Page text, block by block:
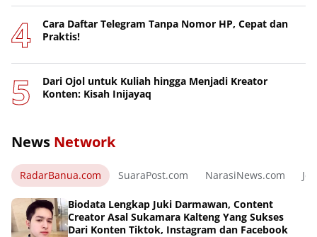
Cara Daftar Telegram Tanpa Nomor HP, Cepat dan
Praktis!
Dari Ojol untuk Kuliah hingga Menjadi Kreator
Konten: Kisah Inijayaq
News Network
RadarBanua.com SuaraPost.com NarasiNews.com
Biodata Lengkap Juki Darmawan, Content
Creator Asal Sukamara Kalteng Yang Sukses
Dari Konten Tiktok, Instagram dan Facebook